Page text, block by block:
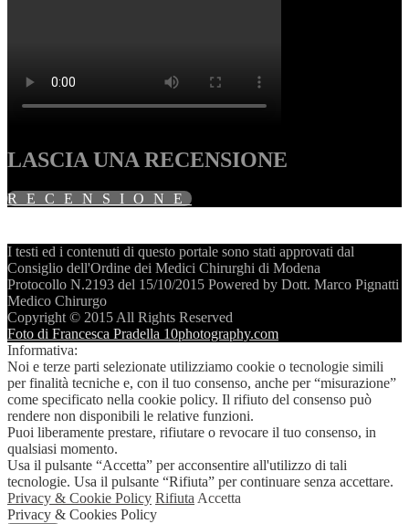
LASCIA UNA RECENSIONE
RECENSIONE
I testi ed i contenuti di questo portale sono stati approvati dal
Consiglio dell'Ordine dei Medici Chirurghi di Modena
Protocollo N.2193 del 15/10/2015 Powered by Dott. Marco Pignatti
Medico Chirurgo
Copyright © 2015 All Rights Reserved
Foto di Francesca Pradella 10photography.com
Informativa:
Noi e terze parti selezionate utilizziamo cookie o tecnologie simili
per finalità tecniche e, con il tuo consenso, anche per “misurazione”
come specificato nella cookie policy. Il rifiuto del consenso può
rendere non disponibili le relative funzioni.
Puoi liberamente prestare, rifiutare o revocare il tuo consenso, in
qualsiasi momento.
Usa il pulsante “Accetta” per acconsentire all'utilizzo di tali
tecnologie. Usa il pulsante “Rifiuta” per continuare senza accettare.
Privacy & Cookie Policy Rifiuta Accetta
Privacy & Cookies Policy